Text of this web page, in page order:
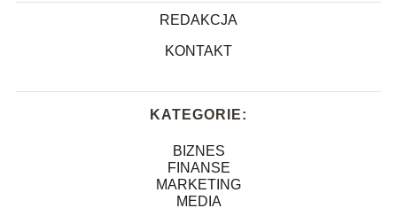
REDAKCJA
KONTAKT
KATEGORIE:
BIZNES
FINANSE
MARKETING
MEDIA